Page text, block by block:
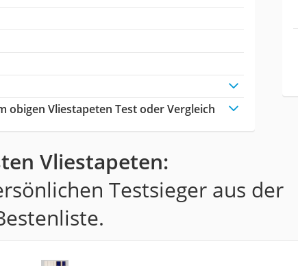
obigen Vliestapeten Test oder Vergleich
Vliestapeten:
Testsieger aus der